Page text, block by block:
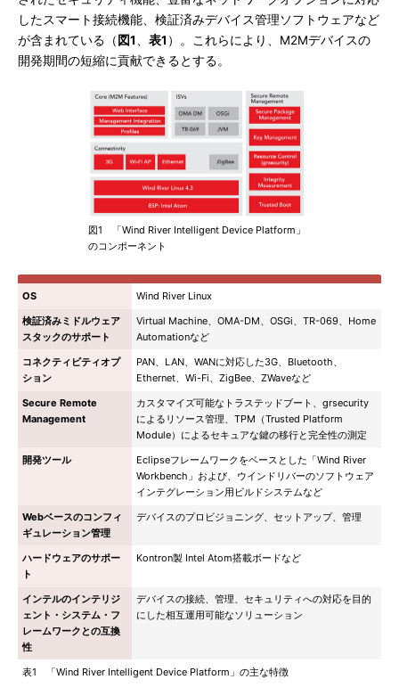
したスマート接続機能、検証済みデバイス管理ソフトウェアなど
が含まれている（ 図1 表1 ）。これらにより、M2Mデバイスの
開発期間の短縮に貢献できるとする。
図1 「Wind River Intelligent Device Platform」
のコンポーネント
OS
Wind River Linux
検証済みミドルウェア
スタックのサポート
Virtual Machine、OMA-DM、OSGi、TR-069、Home
Automationなど
コネクティビティオプ
ション
PAN、LAN、WANに対応した3G、Bluetooth、
Ethernet、Wi-Fi、ZigBee、ZWaveなど
Secure Remote
Management
カスタマイズ可能なトラステッドブート、grsecurity
によるリソース管理、TPM（Trusted Platform
Module）によるセキュアな鍵の移行と完全性の測定
開発ツール
Eclipseフレームワークをベースとした「Wind River
Workbench」および、ウインドリバーのソフトウェア
インテグレーション用ビルドシステムなど
Webベースのコンフィ
ギュレーション管理
デバイスのプロビジョニング、セットアップ、管理
ハードウェアのサポー
ト
Kontron製 Intel Atom搭載ボードなど
インテルのインテリジ
ェント・システム・フ
レームワークとの互換
性
デバイスの接続、管理、セキュリティへの対応を目的
にした相互運用可能なソリューション
表1 「Wind River Intelligent Device Platform」の主な特徴